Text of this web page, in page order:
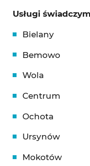
Usługi
Bielany
Bemowo
Wola
Centrum
Ochota
Ursynów
Mokotów